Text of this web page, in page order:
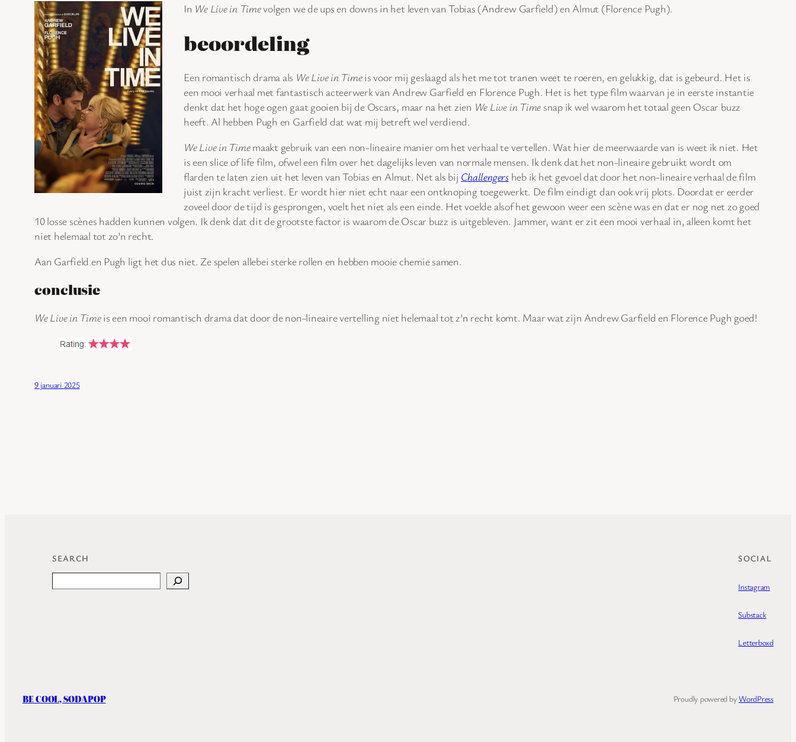
In We Live in Timevolgen we de ups en downs in het leven van Tobias (Andrew Garfield) en Almut (Florence Pugh).
beoordeling
Een romantisch drama als We Live in Timeis voor mij geslaagd als het me tot tranen weet te roeren, en gelukkig, dat is gebeurd. Het is
een mooi verhaal met fantastisch acteerwerk van Andrew Garfield en Florence Pugh. Het is het type film waarvan je in eerste instantie
denkt dat het hoge ogen gaat gooien bij de Oscars, maar na het zien We Live in Time snap ik wel waarom het totaal geen Oscar buzz
heeft. Al hebben Pugh en Garfield dat wat mij betreft wel verdiend.
We Live in Timemaakt gebruik van een non-lineaire manier om het verhaal te vertellen. Wat hier de meerwaarde van is weet ik niet. Het
is een slice of life film, ofwel een film over het dagelijks leven van normale mensen. Ik denk dat het non-lineaire gebruikt wordt om
flarden te laten zien uit het leven van Tobias en Almut. Net als bij Challengersheb ik het gevoel dat door het non-lineaire verhaal de film
juist zijn kracht verliest. Er wordt hier niet echt naar een ontknoping toegewerkt. De film eindigt dan ook vrij plots. Doordat er eerder
zoveel door de tijd is gesprongen, voelt het niet als een einde. Het voelde alsof het gewoon weer een scène was en dat er nog net zo goed
10 losse scènes hadden kunnen volgen. Ik denk dat dit de grootste factor is waarom de Oscar buzz is uitgebleven. Jammer, want er zit een mooi verhaal in, alleen komt het
niet helemaal tot zo’n recht.
Aan Garfield en Pugh ligt het dus niet. Ze spelen allebei sterke rollen en hebben mooie chemie samen.
conclusie
We Live in Timeis een mooi romantisch drama dat door de non-lineaire vertelling niet helemaal tot z’n recht komt. Maar wat zijn Andrew Garfield en Florence Pugh goed!
9 januari 2025
SEARCH SOCIAL
Instagram
Substack
Letterboxd
BE COOL, SODAPOP Proudly powered byWordPress